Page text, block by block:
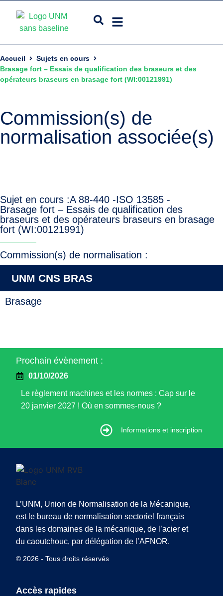
Accueil
Sujets en cours
Brasage fort – Essais de qualification des braseurs et des
opérateurs braseurs en brasage fort (WI:00121991)
Commission(s) de
normalisation associée(s)
Sujet en cours :A 88-440 -ISO 13585 -
Brasage fort – Essais de qualification des
braseurs et des opérateurs braseurs en brasage
fort (WI:00121991)
Commission(s) de normalisation :
UNM CNS BRAS
Brasage
Prochain évènement :
01/10/2026
Le règlement machines et les normes : Cap sur le
20 janvier 2027 ! Où en sommes-nous ?
Informations et inscription
L’UNM, Union de Normalisation de la Mécanique,
est le bureau de normalisation sectoriel français
dans les domaines de la mécanique, de l’acier et
du caoutchouc, par délégation de l’AFNOR.
© 2026 - Tous droits réservés
Accès rapides